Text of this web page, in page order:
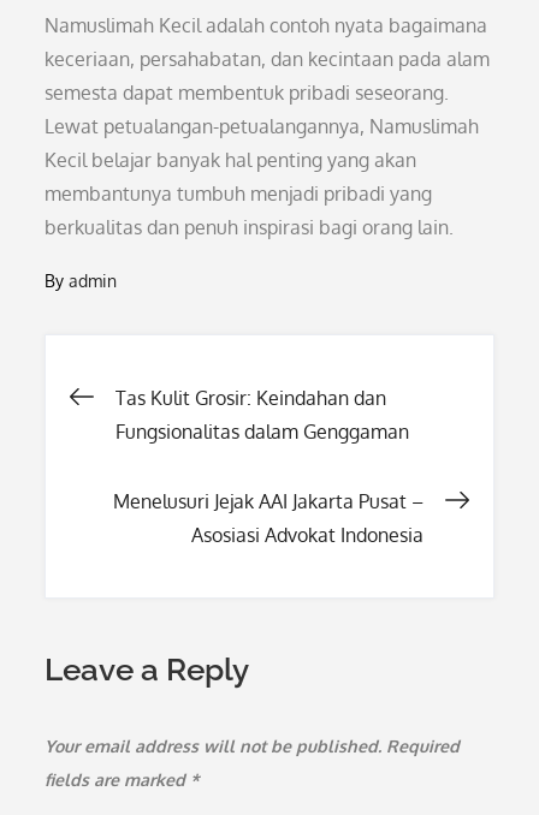
Namuslimah Kecil adalah contoh nyata bagaimana
keceriaan, persahabatan, dan kecintaan pada alam
semesta dapat membentuk pribadi seseorang.
Lewat petualangan-petualangannya, Namuslimah
Kecil belajar banyak hal penting yang akan
membantunya tumbuh menjadi pribadi yang
berkualitas dan penuh inspirasi bagi orang lain.
Byadmin
Post
Tas Kulit Grosir: Keindahan dan
Fungsionalitas dalam Genggaman
Menelusuri Jejak AAI Jakarta Pusat –
Asosiasi Advokat Indonesia
Leave a Reply
Your email address will not be published. Required
fields are marked *